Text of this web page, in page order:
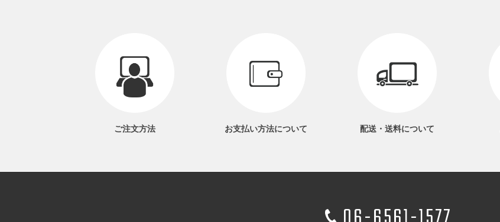
ご注文方法 お支払い方法について 配送・送料について